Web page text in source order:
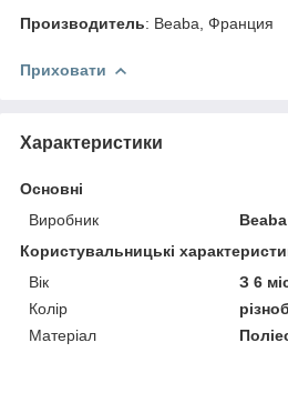
Производитель: Beaba, Франция
Приховати
Характеристики
Основні
Виробник
Beaba
Користувальницькі
Вік
З 6
Колір
Матеріал